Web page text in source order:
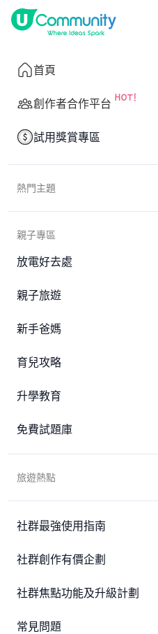
首頁
創作者合作平台
試用獎賞專區
熱門主題
親子專區
放電好去處
親子旅遊
新手爸媽
育兒攻略
升學教育
免費試題庫
旅遊熱點
社群最強使用指南
社群創作有價企劃
社群焦點功能及升級計劃
常見問題